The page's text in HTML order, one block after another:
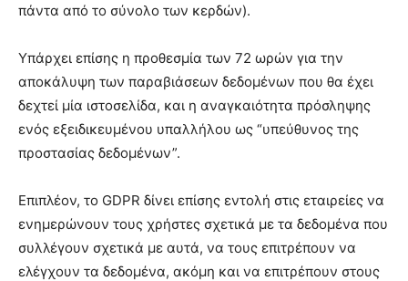
πάντα από το σύνολο των κερδών).
Υπάρχει επίσης η προθεσμία των 72 ωρών για την
αποκάλυψη των παραβιάσεων δεδομένων που θα έχει
δεχτεί μία ιστοσελίδα, και η αναγκαιότητα πρόσληψης
ενός εξειδικευμένου υπαλλήλου ως “υπεύθυνος της
προστασίας δεδομένων”.
Επιπλέον, το GDPR δίνει επίσης εντολή στις εταιρείες να
ενημερώνουν τους χρήστες σχετικά με τα δεδομένα που
συλλέγουν σχετικά με αυτά, να τους επιτρέπουν να
ελέγχουν τα δεδομένα, ακόμη και να επιτρέπουν στους